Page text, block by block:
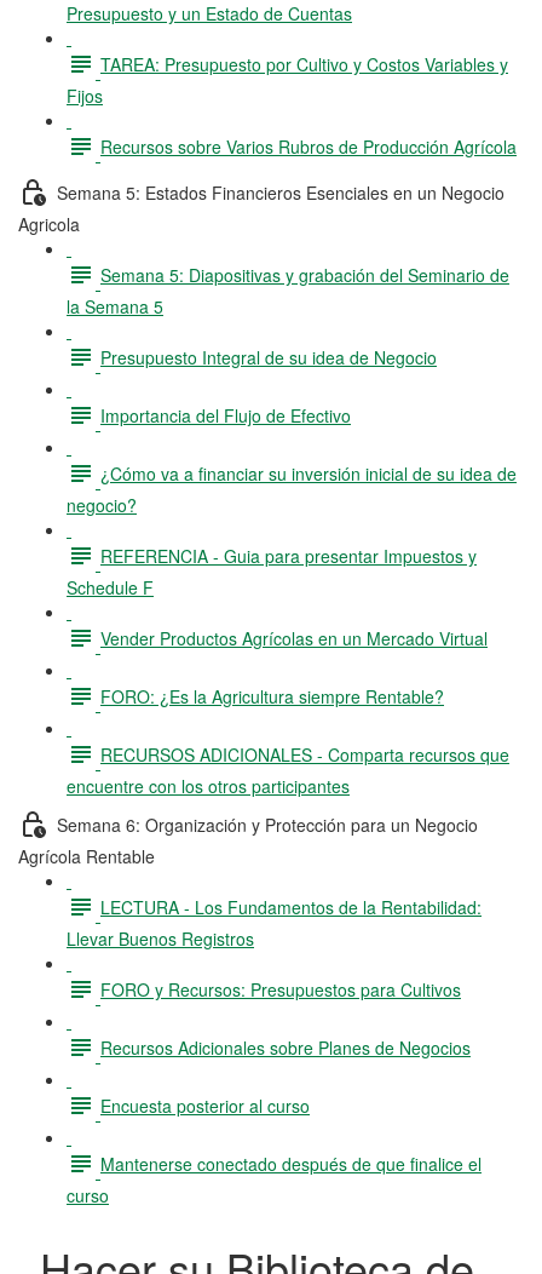
Presupuesto y un Estado de Cuentas
TAREA: Presupuesto por Cultivo y Costos Variables y
Fijos
Recursos sobre Varios Rubros de Producción Agrícola
Semana 5: Estados Financieros Esenciales en un Negocio
Agricola
Semana 5: Diapositivas y grabación del Seminario de
la Semana 5
Presupuesto Integral de su idea de Negocio
Importancia del Flujo de Efectivo
¿Cómo va a financiar su inversión inicial de su idea de
negocio?
REFERENCIA - Guia para presentar Impuestos y
Schedule F
Vender Productos Agrícolas en un Mercado Virtual
FORO: ¿Es la Agricultura siempre Rentable?
RECURSOS ADICIONALES - Comparta recursos que
encuentre con los otros participantes
Semana 6: Organización y Protección para un Negocio
Agrícola Rentable
LECTURA - Los Fundamentos de la Rentabilidad:
Llevar Buenos Registros
FORO y Recursos: Presupuestos para Cultivos
Recursos Adicionales sobre Planes de Negocios
Encuesta posterior al curso
Mantenerse conectado después de que finalice el
curso